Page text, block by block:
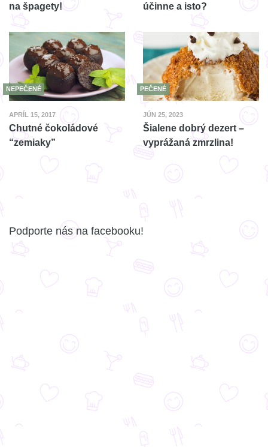
na špagety!
účinne a isto?
NEPEČENÉ
APRÍL 15, 2017
Chutné čokoládové
“zemiaky”
PEČENÉ
JÚN 25, 2023
Šialene dobrý dezert –
vyprážaná zmrzlina!
Podporte nás na facebooku!